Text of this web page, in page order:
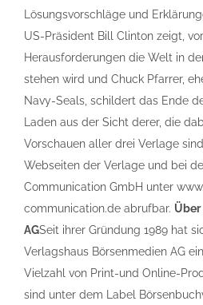
Lösungsvorschläge und
US-Präsident Bill Clinton zeigt,
Herausforderungen die Welt in
stehen wird und Chuck Pfarrer,
Navy-Seals, schildert das Ende
Laden aus der Sicht derer, die
Vorschauen aller drei Verlage
Webseiten der Verlage und bei
Communication GmbH unter
communication.de abrufbar. Über
AGSeit ihrer Gründung 1989 hat
Verlagshaus Börsenmedien AG
Vielzahl von Print-und Online-
sind unter dem Label